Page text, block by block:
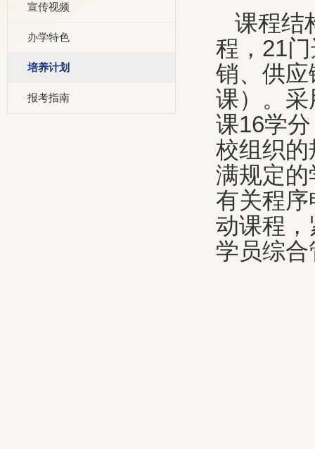
宣传视频
办学特色
培养计划
报考指南
课程结
程， 21
销、供应
课）。
课16学
校组织
满规定
有关程
动课程
学员综